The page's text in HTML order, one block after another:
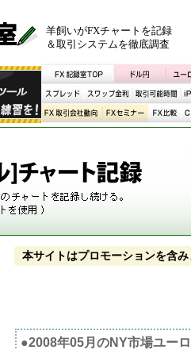
羊飼いがFXチャートを記録
＆取引システムを徹底調査
本サイトはプロモーションを含み
●2008年05月のNY市場ユー